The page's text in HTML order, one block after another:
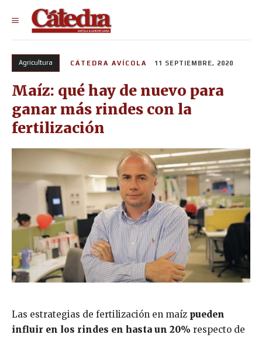
Agricultura CÁTEDRA AVÍCOLA 11 SEPTIEMBRE, 2020
Maíz: qué hay de nuevo para
ganar más rindes con la
fertilización
Las estrategias de fertilización en maíz pueden
influir en los rindes en hasta un 20% respecto de